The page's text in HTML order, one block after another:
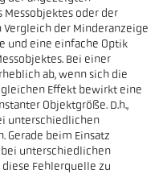
Messobjektes oder der
Vergleich der Minderanzeige
und eine einfache Optik
Bei einer
ab, wenn sich die
gleichen Effekt bewirkt eine
Objektgröße. D.h.,
unterschiedlichen
Gerade beim Einsatz
unterschiedlichen
Fehlerquelle zu